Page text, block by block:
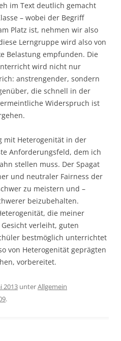
im Text deutlich gemacht
– wobei der Begriff
Platz ist, nehmen wir also
Lerngruppe wird also von
Belastung empfunden. Die
wird nicht nur
anstrengender, sondern
die schnell in der
Widerspruch ist
mit Heterogenität in der
Anforderungsfeld, dem ich
stellen muss. Der Spagat
und neutraler Fairness der
zu meistern und –
beizubehalten.
die meiner
verleiht, guten
bestmöglich unterrichtet
von Heterogenität geprägten
vorbereitet.
2013 unterAllgemein
.